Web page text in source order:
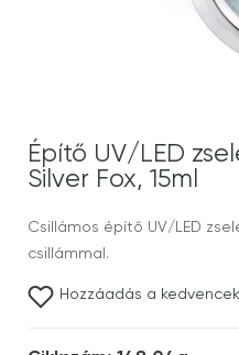
Építő UV/LED
Silver Fox, 15ml
Csillámos építő UV/LED
csillámmal.
Hozzáadás a